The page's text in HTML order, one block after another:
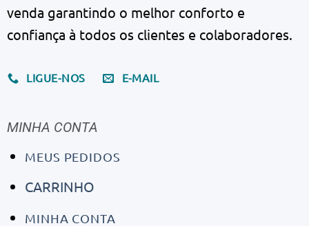
venda garantindo o melhor conforto e
confiança à todos os clientes e colaboradores.
LIGUE-NOS E-MAIL
MINHA CONTA
MEUS PEDIDOS
CARRINHO
MINHA CONTA